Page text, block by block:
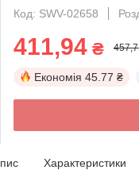
Код: SWV-02658
411,94 ₴
Економія 45.77 ₴
Характеристики